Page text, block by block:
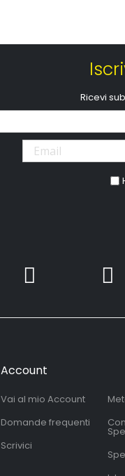
Ricevi
Account
Vai al mio Account
Domande frequenti
Scrivici